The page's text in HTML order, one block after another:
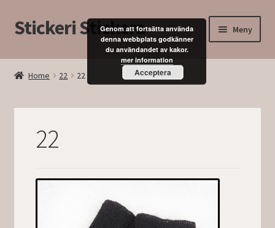
Hoppa
till
Hoppa
till
Stickeri Stickera Meny
Hem
Home 22 22
22
Genom att fortsätta använda
denna webbplats godkänner
du användandet av kakor.
mer information
Acceptera